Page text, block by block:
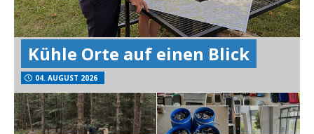
Kühle Orte auf einen Blick
04. AUGUST 2026